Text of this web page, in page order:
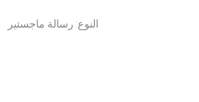
النوع: رسالة ماجستير